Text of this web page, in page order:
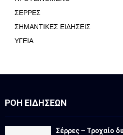
ΣΕΡΡΕΣ
ΣΗΜΑΝΤΙΚΕΣ ΕΙΔΗΣΕΙΣ
ΥΓΕΙΑ
ΡΟΉ ΕΙΔΉΣΕΩΝ
Σέρρες – Τροχαίο